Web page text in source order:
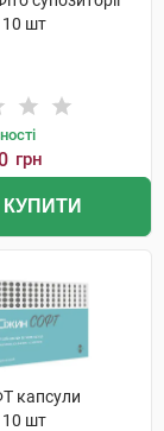
10 шт
грн
капсули
10 шт